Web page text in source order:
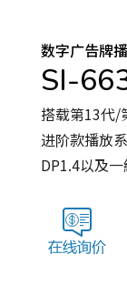
数字广告牌
SI-
搭载第13代/
进阶款播放
DP1.4以及